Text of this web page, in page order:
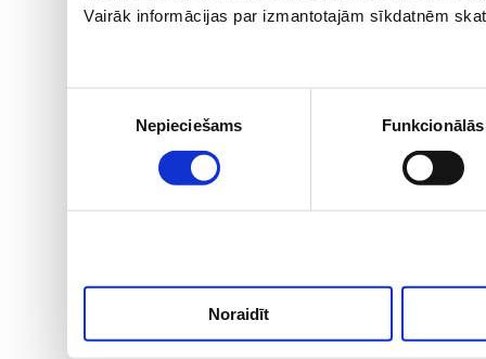
Vairāk informācijas par izmantotajām sīkdatnēm
Nepieciešams Funkcionālās
Noraidīt